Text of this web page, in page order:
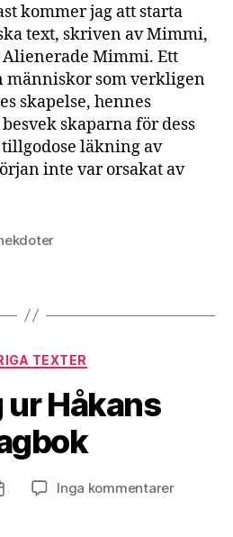
kommer jag att starta
text, skriven av Mimmi,
Mimmi. Ett
människor som verkligen
skapelse, hennes
skaparna för dess
läkning av
inte var orsakat av
Kategorier
TEXTER
ur Håkans
Inga kommentarertill